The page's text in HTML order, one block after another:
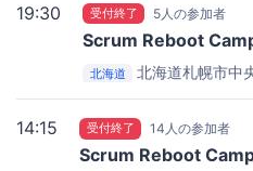
19:30 受付終了 5人の参加者
Scrum Reboot
北海道
北海道札幌市中
14:15 受付終了 14人の参加者
Scrum Reboot